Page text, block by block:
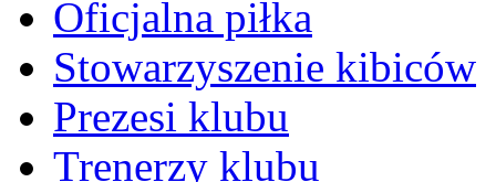
Oficjalna piłka
Stowarzyszenie kibiców
Prezesi klubu
Trenerzy klubu